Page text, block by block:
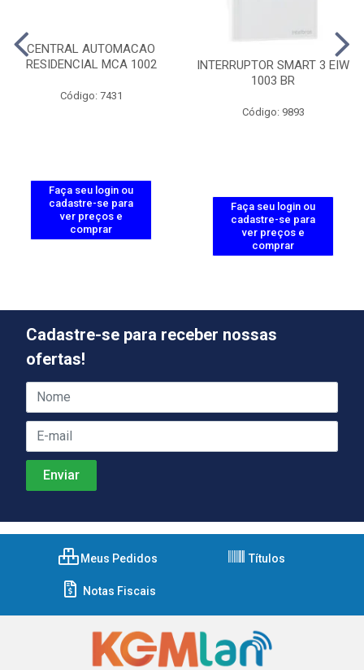
CENTRAL AUTOMACAO
RESIDENCIAL MCA 1002
Código: 7431
Faça seu login ou
cadastre-se para
ver preços e
comprar
INTERRUPTOR SMART 3 EIW
1003 BR
Código: 9893
Faça seu login ou
cadastre-se para
ver preços e
comprar
Cadastre-se para receber nossas
ofertas!
Meus Pedidos Títulos
Notas Fiscais